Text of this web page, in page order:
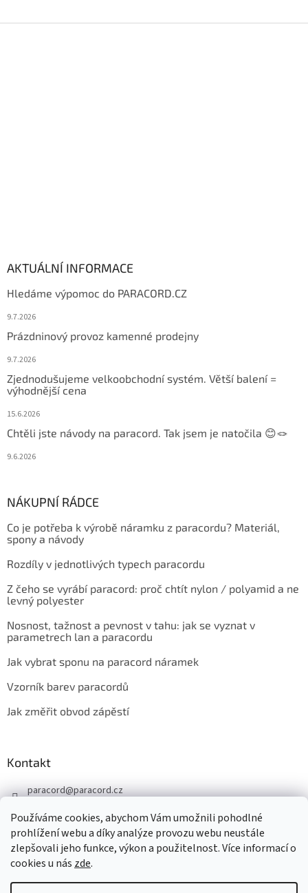
Používáme cookies, abychom Vám umožnili pohodlné
prohlížení webu a díky analýze provozu webu neustále
zlepšovali jeho funkce, výkon a použitelnost. Více informací o
cookies u nás zde.
AKTUÁLNÍ INFORMACE
Hledáme výpomoc do PARACORD.CZ
9.7.2026
Prázdninový provoz kamenné prodejny
9.7.2026
Zjednodušujeme velkoobchodní systém. Větší balení =
výhodnější cena
15.6.2026
Chtěli jste návody na paracord. Tak jsem je natočila 😊🪢
9.6.2026
NÁKUPNÍ RÁDCE
Co je potřeba k výrobě náramku z paracordu? Materiál,
spony a návody
Rozdíly v jednotlivých typech paracordu
Z čeho se vyrábí paracord: proč chtít nylon / polyamid a ne
levný polyester
Nosnost, tažnost a pevnost v tahu: jak se vyznat v
parametrech lan a paracordu
Jak vybrat sponu na paracord náramek
Vzorník barev paracordů
Jak změřit obvod zápěstí
Kontakt
paracord@paracord.cz
+420 603 230 467
Sledujte nás také na facebooku
paracord.cz